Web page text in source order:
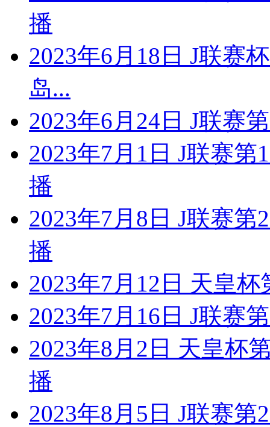
播
2023年6月18日 J联赛
岛...
2023年6月24日 J联赛
2023年7月1日 J联赛
播
2023年7月8日 J联赛
播
2023年7月12日 天皇
2023年7月16日 J联赛
2023年8月2日 天皇杯
播
2023年8月5日 J联赛